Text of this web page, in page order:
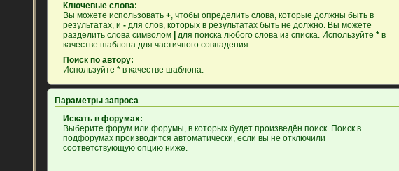
Ключевые слова:
Вы можете использовать+, чтобы определить слова, которые должны быть в
результатах, и- для слов, которых в результатах быть не должно. Вы можете
разделить слова символом
для поиска любого слова из списка. Используйте* в
качестве шаблона для частичного совпадения.
Поиск по автору:
Используйте * в качестве шаблона.
Параметры запроса
Искать в форумах:
Выберите форум или форумы, в которых будет произведён поиск. Поиск в
подфорумах производится автоматически, если вы не отключили
соответствующую опцию ниже.